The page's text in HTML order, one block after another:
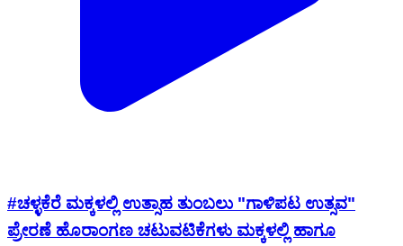
#ಚಳ್ಳಕೆರೆ ಮಕ್ಕಳಲ್ಲಿ ಉತ್ಸಾಹ ತುಂಬಲು "ಗಾಳಿಪಟ ಉತ್ಸವ"
ಪ್ರೇರಣೆ ಹೊರಾಂಗಣ ಚಟುವಟಿಕೆಗಳು ಮಕ್ಕಳಲ್ಲಿ ಹಾಗೂ